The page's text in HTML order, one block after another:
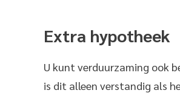
Extra hypotheek
U kunt verduurzaming ook
is dit alleen verstandig als